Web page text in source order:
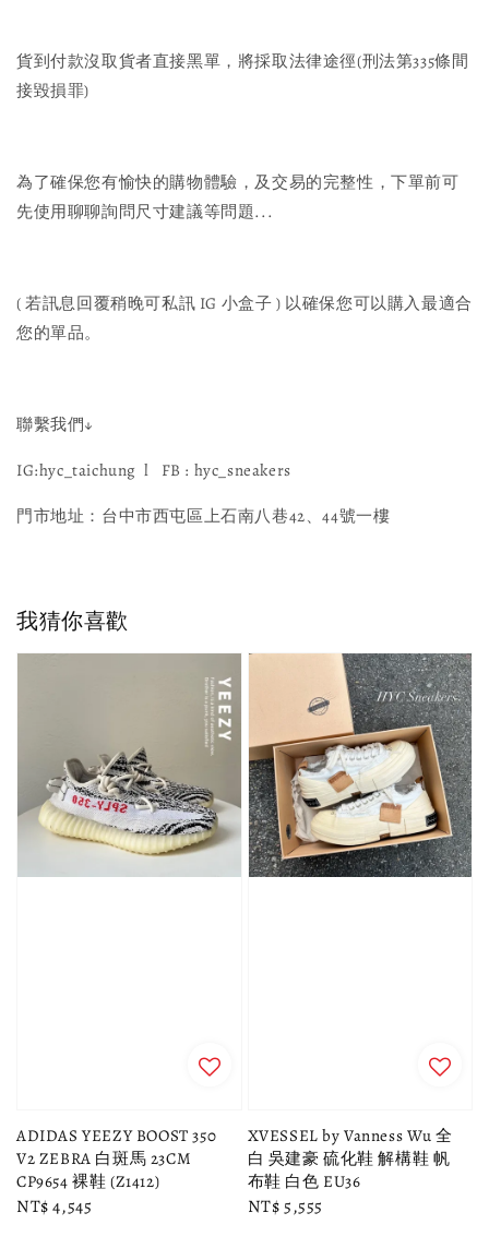
貨到付款沒取貨者直接黑單，將採取法律途徑(刑法第335條間
接毀損罪)
為了確保您有愉快的購物體驗，及交易的完整性，下單前可
先使用聊聊詢問尺寸建議等問題...
( 若訊息回覆稍晚可私訊 IG 小盒子 ) 以確保您可以購入最適合
您的單品。
聯繫我們↓
IG:hyc_taichung l FB : hyc_sneakers
門市地址：台中市西屯區上石南八巷42、44號一樓
我猜你喜歡
ADIDAS YEEZY BOOST 350
V2 ZEBRA 白斑馬 23CM
CP9654 裸鞋 (Z1412)
Regular
NT$ 4,545
XVESSEL by Vanness Wu 全
白 吳建豪 硫化鞋 解構鞋 帆
布鞋 白色 EU36
Regular
NT$ 5,555